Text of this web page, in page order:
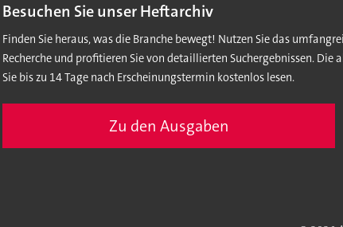
Besuchen Sie unser Heftarchiv
Finden Sie heraus, was die Branche bewegt! Nutzen Sie das
Recherche und profitieren Sie von detaillierten Suchergebnissen. Die
Sie bis zu 14 Tage nach Erscheinungstermin kostenlos lesen.
Zu den Ausgaben